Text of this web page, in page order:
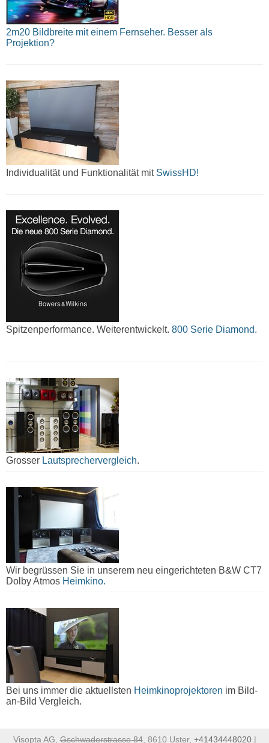
2m20 Bildbreite mit einem Fernseher. Besser als
Projektion?
Individualität und Funktionalität mitSwissHD!
Spitzenperformance. Weiterentwickelt. 800 Serie Diamond.
Grosser Lautsprechervergleich.
Wir begrüssen Sie in unserem neu eingerichteten B&W CT7
Dolby Atmos Heimkino.
Bei uns immer die aktuellsten Heimkinoprojektoren im Bild-
an-Bild Vergleich.
Visopta AG,Gschwaderstrasse 84, 8610 Uster, +41434448020|